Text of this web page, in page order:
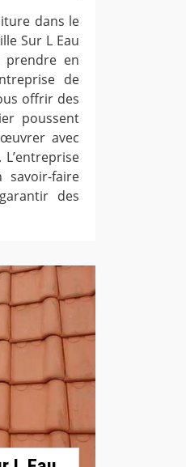
dans le
Sur L Eau
en
de
offrir des
poussent
avec
savoir-faire
des